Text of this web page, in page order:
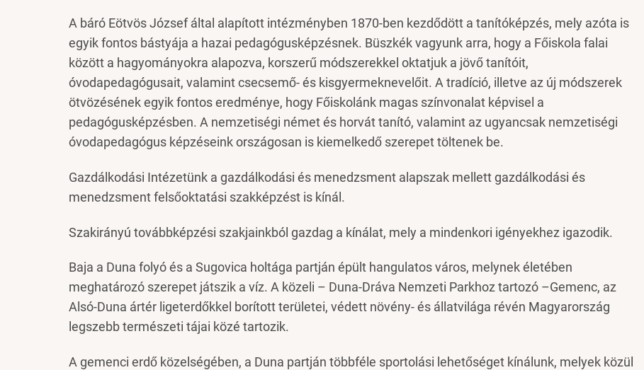
A báró Eötvös József által alapított intézményben 1870-ben kezdődött a tanítóképzés, mely azóta is
egyik fontos bástyája a hazai pedagógusképzésnek. Büszkék vagyunk arra, hogy a Főiskola falai
között a hagyományokra alapozva, korszerű módszerekkel oktatjuk a jövő tanítóit,
óvodapedagógusait, valamint csecsemő- és kisgyermeknevelőit. A tradíció, illetve az új módszerek
ötvözésének egyik fontos eredménye, hogy Főiskolánk magas színvonalat képvisel a
pedagógusképzésben. A nemzetiségi német és horvát tanító, valamint az ugyancsak nemzetiségi
óvodapedagógus képzéseink országosan is kiemelkedő szerepet töltenek be.
Gazdálkodási Intézetünk a gazdálkodási és menedzsment alapszak mellett gazdálkodási és
menedzsment felsőoktatási szakképzést is kínál.
Szakirányú továbbképzési szakjainkból gazdag a kínálat, mely a mindenkori igényekhez igazodik.
Baja a Duna folyó és a Sugovica holtága partján épült hangulatos város, melynek életében
meghatározó szerepet játszik a víz. A közeli – Duna-Dráva Nemzeti Parkhoz tartozó –Gemenc, az
Alsó-Duna ártér ligeterdőkkel borított területei, védett növény- és állatvilága révén Magyarország
legszebb természeti tájai közé tartozik.
A gemenci erdő közelségében, a Duna partján többféle sportolási lehetőséget kínálunk, melyek közül